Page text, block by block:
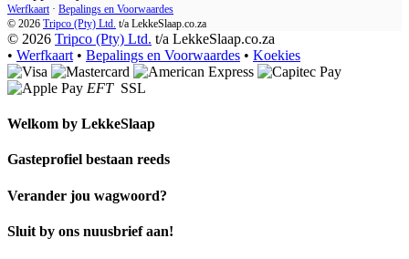
Werfkaart · Bepalings en Voorwaardes
© 2026 Tripco (Pty) Ltd. t/a LekkeSlaap.co.za
© 2026 Tripco (Pty) Ltd. t/a LekkeSlaap.co.za
• Werfkaart • Bepalings en Voorwaardes • Koekies
EFT SSL
Welkom by LekkeSlaap
Gasteprofiel bestaan ​​reeds
Verander jou wagwoord?
Sluit by ons nuusbrief aan!